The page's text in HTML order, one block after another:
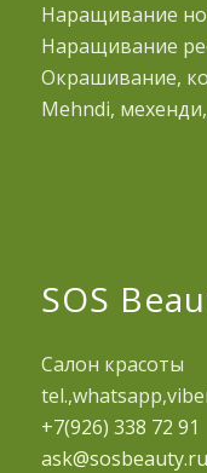
Наращивание
Наращивание
Окрашивание,
Mehndi,
SOS
Салон красоты
+7(926) 338 72 91
ask@sosbeauty.ru